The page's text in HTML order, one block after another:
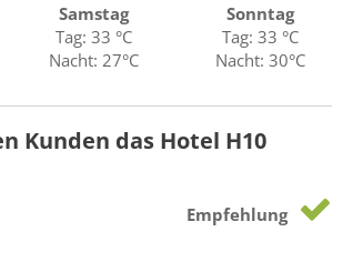
Samstag
Tag: 33 °C
Nacht: 27°C
Sonntag
Tag: 33 °C
Nacht: 30°C
Kunden das Hotel H10
Empfehlung